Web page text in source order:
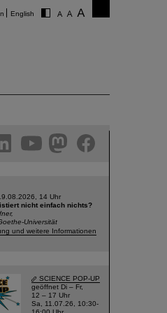
English
14 Uhr
nicht einfach nichts?
Universität
und weitere Informationen
SCIENCE POP-UP
geöffnet Di – Fr,
12 – 17 Uhr
Sa, 11.07.26, 10:30-